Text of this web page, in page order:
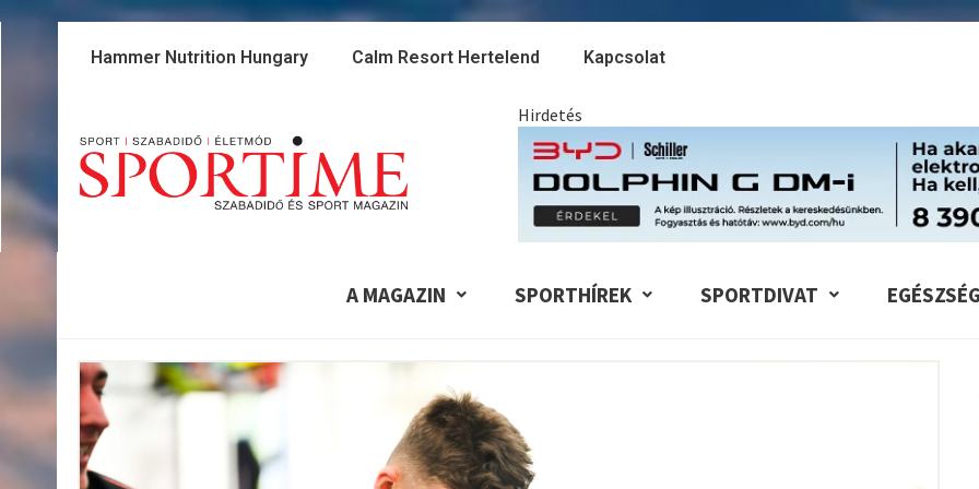
Skip
Hammer Nutrition Hungary Calm Resort Hertelend Kapcsolat
Hirdetés
A MAGAZIN SPORTHÍREK SPORTDIVAT EGÉSZSÉG